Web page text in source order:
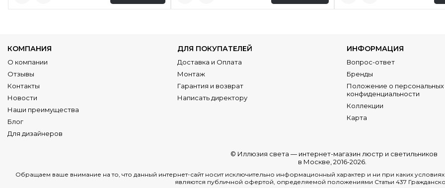
КОМПАНИЯ
О компании
Отзывы
Контакты
Новости
Наши преимущества
Блог
Для дизайнеров
ДЛЯ ПОКУПАТЕЛЕЙ
Доставка и Оплата
Монтаж
Гарантия и возврат
Написать директору
ИНФОРМАЦИЯ
Вопрос-ответ
Бренды
Положение о персональных
конфиденциальности
Коллекции
Карта
© Иллюзия света — интернет-магазин люстр и светильников
в Москве , 2016-2026.
Обращаем ваше внимание на то, что данный интернет-сайт носит исключительно информационный характер и ни при каких
являются публичной офертой, определяемой положениями Статьи 437